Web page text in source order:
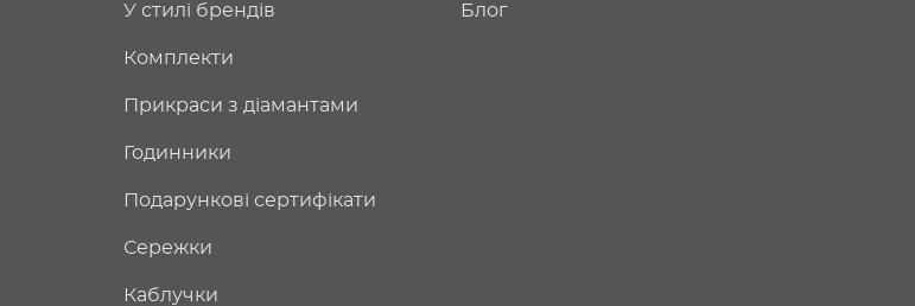
У стилі брендів
Комплекти
Прикраси з діамантами
Годинники
Подарункові сертифікати
Сережки
Каблучки
Блог